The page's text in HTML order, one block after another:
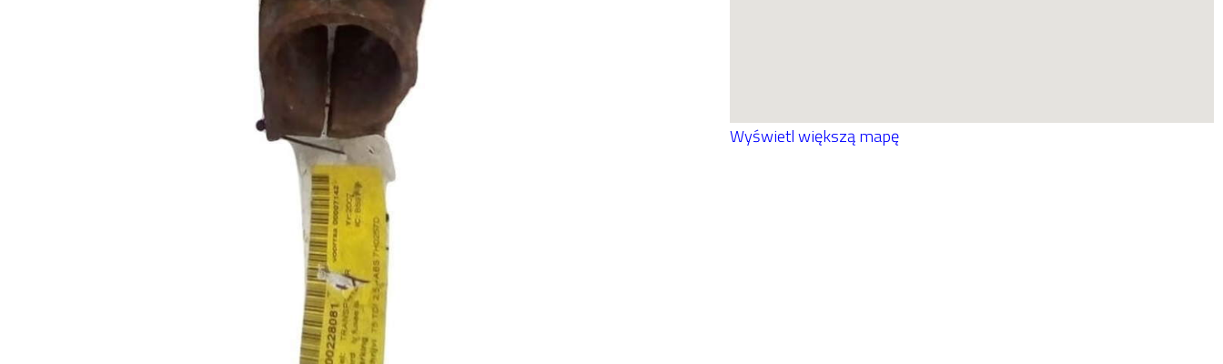
Wyświetl większą mapę